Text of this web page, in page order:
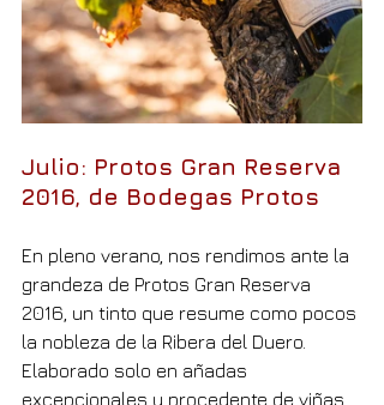
Julio: Protos Gran Reserva
2016, de Bodegas Protos
En pleno verano, nos rendimos ante la
grandeza de Protos Gran Reserva
2016, un tinto que resume como pocos
la nobleza de la Ribera del Duero.
Elaborado solo en añadas
excepcionales y procedente de viñas